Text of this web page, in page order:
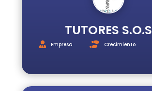
TUTORES S.O.S
Empresa Crecimiento